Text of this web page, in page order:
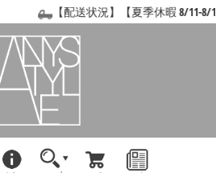
【配送状況】【夏季休暇 8/11-8/16